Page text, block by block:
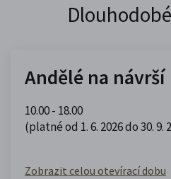
Andělé na návrší
10.00 - 18.00
(platné od 1. 6. 2026 do 30. 9.
Zobrazit celou otevírací dobu